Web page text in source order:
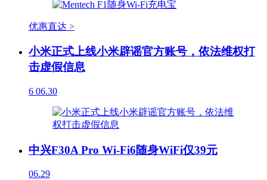
优惠直达 >
小米正式上线小米辟谣官方账号，依法维权打
击虚假信息
6 06.30
中兴F30A Pro Wi-Fi6随身WiFi仅39元
06.29